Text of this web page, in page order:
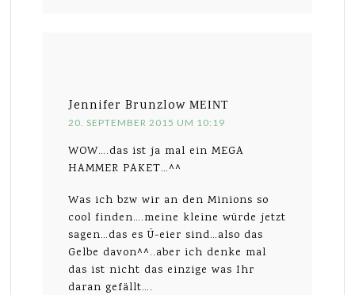
Jennifer Brunzlow MEINT
20. SEPTEMBER 2015 UM 10:19
WOW….das ist ja mal ein MEGA
HAMMER PAKET…^^
Was ich bzw wir an den Minions so
cool finden….meine kleine würde jetzt
sagen…das es Ü-eier sind…also das
Gelbe davon^^..aber ich denke mal
das ist nicht das einzige was Ihr
daran gefällt….